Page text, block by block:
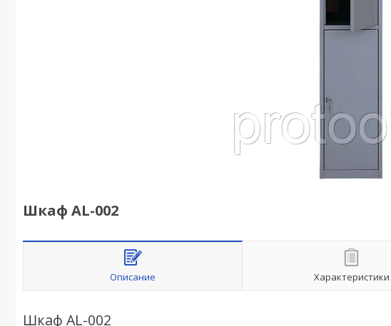
Шкаф AL-002
Описание Характеристики
Шкаф AL-002